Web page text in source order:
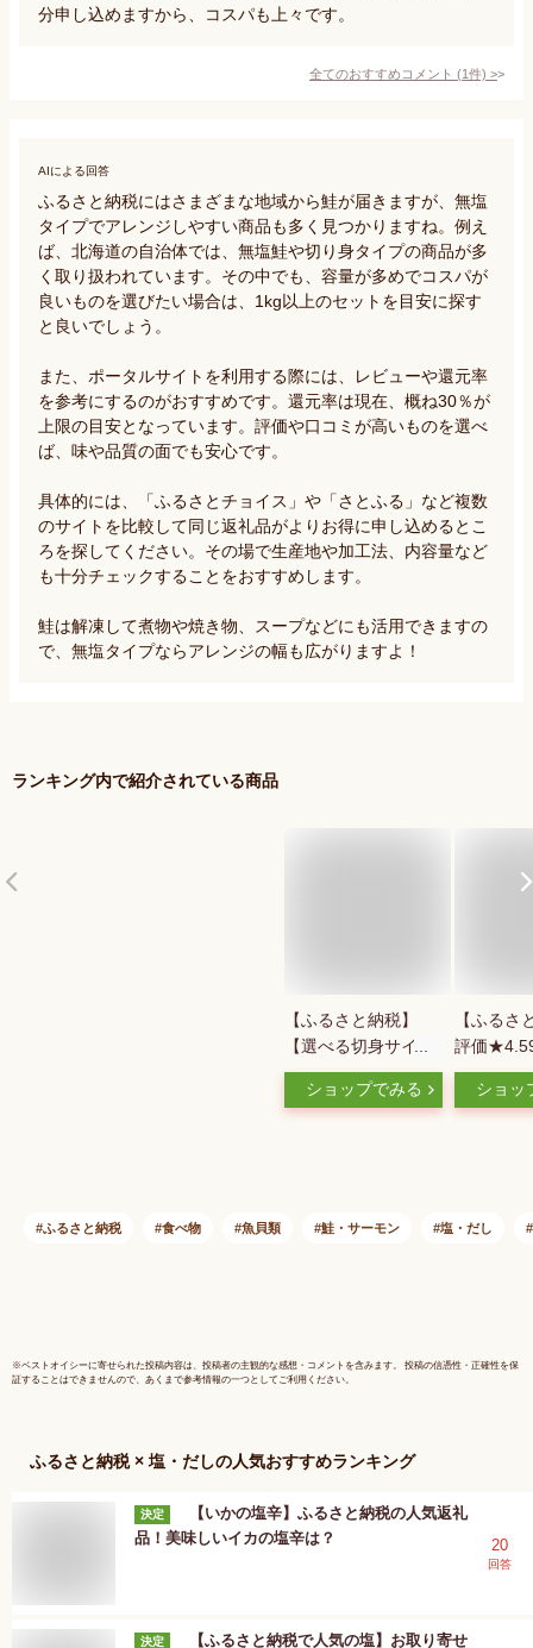
分申し込めますから、コスパも上々です。
全てのおすすめコメント (1件) >
AIによる回答
ふるさと納税にはさまざまな地域から鮭が届きますが、無塩
タイプでアレンジしやすい商品も多く見つかりますね。例え
ば、北海道の自治体では、無塩鮭や切り身タイプの商品が多
く取り扱われています。その中でも、容量が多めでコスパが
良いものを選びたい場合は、1kg以上のセットを目安に探す
と良いでしょう。
また、ポータルサイトを利用する際には、レビューや還元率
を参考にするのがおすすめです。還元率は現在、概ね30％が
上限の目安となっています。評価や口コミが高いものを選べ
ば、味や品質の面でも安心です。
具体的には、「ふるさとチョイス」や「さとふる」など複数
のサイトを比較して同じ返礼品がよりお得に申し込めるとこ
ろを探してください。その場で生産地や加工法、内容量など
も十分チェックすることをおすすめします。
鮭は解凍して煮物や焼き物、スープなどにも活用できますの
で、無塩タイプならアレンジの幅も広がりますよ！
ランキング内で紹介されている商品
【ふるさと納税】
【選べる切身サイ
ズ】 訳あり 銀鮭 切
身 骨取り 無塩 1.5kg
鮭 海鮮 魚介 規格外
家庭用
ショップでみる
【ふるさ
評価
り身 ( 無
量が選べ
さと納税
海道別海
ショッ
ふるさと納税 食べ物 魚貝類 鮭・サーモン 塩・だし
※ベストオイシーに寄せられた投稿内容は、投稿者の主観的な感想・コメントを含みます。 投稿の信憑性・正確性を保
証することはできませんので、あくまで参考情報の一つとしてご利用ください。
ふるさと納税 × 塩・だしの人気おすすめランキング
決定
【いかの塩辛】ふるさと納税の人気返礼
品！美味しいイカの塩辛は？
20
回答
決定 【ふるさと納税で人気の塩】お取り寄せ